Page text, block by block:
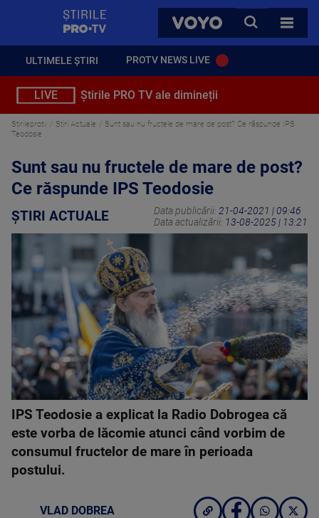
VOYO
CAUTA
TOATE
ULTIMELE ȘTIRI PROTV NEWS LIVE
LIVE Știrile PRO TV ale dimineții
Stirileprotv Știri Actuale
Sunt sau nu fructele de mare de post? Ce răspunde IPS
Teodosie
Sunt sau nu fructele de mare de post?
Ce răspunde IPS Teodosie
ȘTIRI ACTUALE Data publicării: 21-04-2021 | 09:46
Data actualizării: 13-08-2025 | 13:21
IPS Teodosie a explicat la Radio Dobrogea că
este vorba de lăcomie atunci când vorbim de
consumul fructelor de mare în perioada
postului.
VLAD DOBREA